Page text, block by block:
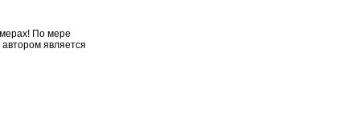
По мере
является